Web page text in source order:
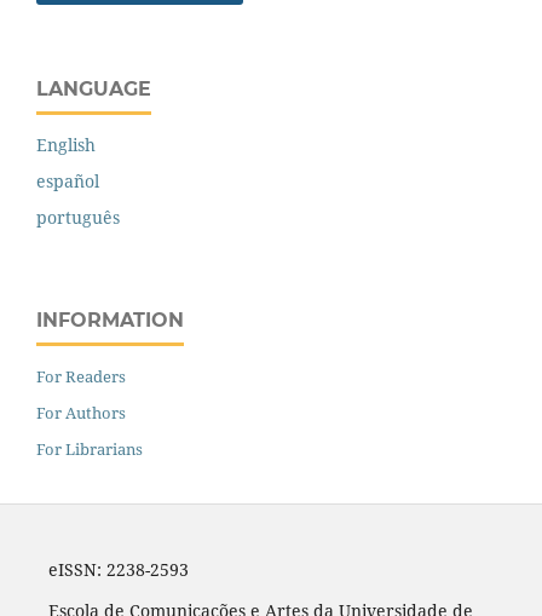
LANGUAGE
English
español
português
INFORMATION
For Readers
For Authors
For Librarians
eISSN: 2238-2593
Escola de Comunicações e Artes da Universidade de